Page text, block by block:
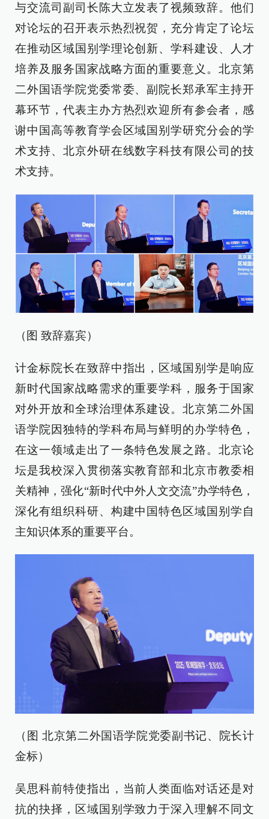
与交流司副司长陈大立发表了视频致辞。他们
对论坛的召开表示热烈祝贺，充分肯定了论坛
在推动区域国别学理论创新、学科建设、人才
培养及服务国家战略方面的重要意义。北京第
二外国语学院党委常委、副院长郑承军主持开
幕环节，代表主办方热烈欢迎所有参会者，感
谢中国高等教育学会区域国别学研究分会的学
术支持、北京外研在线数字科技有限公司的技
术支持。
（图 致辞嘉宾）
计金标院长在致辞中指出，区域国别学是响应
新时代国家战略需求的重要学科，服务于国家
对外开放和全球治理体系建设。北京第二外国
语学院因独特的学科布局与鲜明的办学特色，
在这一领域走出了一条特色发展之路。北京论
坛是我校深入贯彻落实教育部和北京市教委相
关精神，强化“新时代中外人文交流”办学特色，
深化有组织科研、构建中国特色区域国别学自
主知识体系的重要平台。
（图 北京第二外国语学院党委副书记、院长计
金标）
吴思科前特使指出，当前人类面临对话还是对
抗的抉择，区域国别学致力于深入理解不同文